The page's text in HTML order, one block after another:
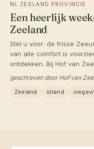
NL· ZEELAND · PROVINCIE
Een heerlijk
Zeeland
Stel u voor: de frisse
van alle comfort is
ontdekken. Bij Hof van
wat u kunt verwachten.
eropuit wilt, hier vindt u
geschreven door Hof van
Zeeland strand